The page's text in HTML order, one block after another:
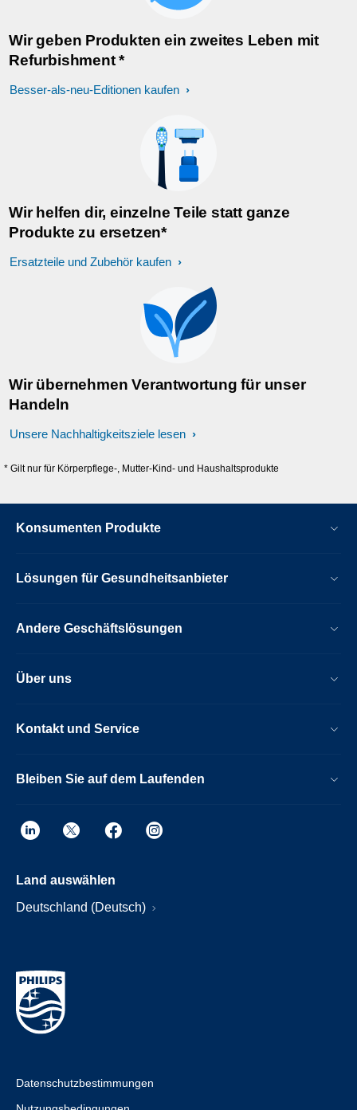
Wir geben Produkten ein zweites Leben mit
Refurbishment *
Besser-als-neu-Editionen kaufen
Wir helfen dir, einzelne Teile statt ganze
Produkte zu ersetzen*
Ersatzteile und Zubehör kaufen
Wir übernehmen Verantwortung für unser
Handeln
Unsere Nachhaltigkeitsziele lesen
* Gilt nur für Körperpflege-, Mutter-Kind- und Haushaltsprodukte
Konsumenten Produkte
Lösungen für Gesundheitsanbieter
Andere Geschäftslösungen
Über uns
Kontakt und Service
Bleiben Sie auf dem Laufenden
Land auswählen
Deutschland (Deutsch)
Datenschutzbestimmungen